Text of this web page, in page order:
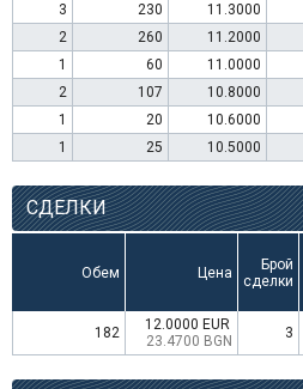
3
230 11.3000
2
260 11.2000
1
60 11.0000
2
107 10.8000
1
20 10.6000
1
25 10.5000
СДЕЛКИ
Обем Цена
Брой
сделки
182
12.0000 EUR
23.4700 BGN
3